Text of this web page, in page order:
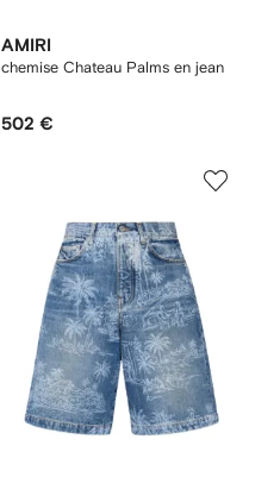
AMIRI
chemise Chateau Palms en jean
502 €